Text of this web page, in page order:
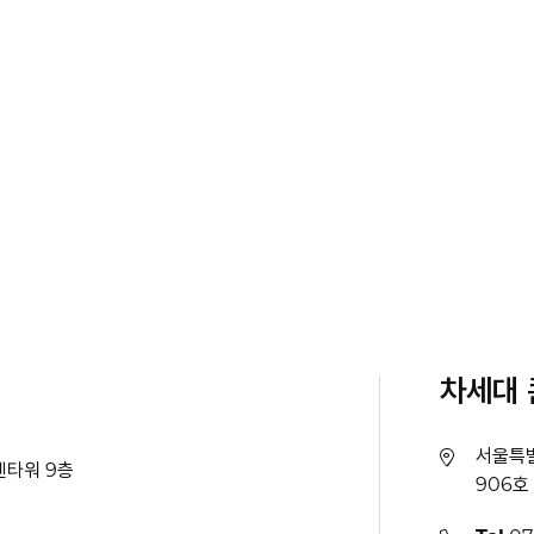
타워 9층
차세대
서울특
906호